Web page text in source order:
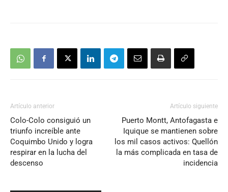
Artículo anterior
Colo-Colo consiguió un
triunfo increíble ante
Coquimbo Unido y logra
respirar en la lucha del
descenso
Artículo siguiente
Puerto Montt, Antofagasta e
Iquique se mantienen sobre
los mil casos activos: Quellón
la más complicada en tasa de
incidencia